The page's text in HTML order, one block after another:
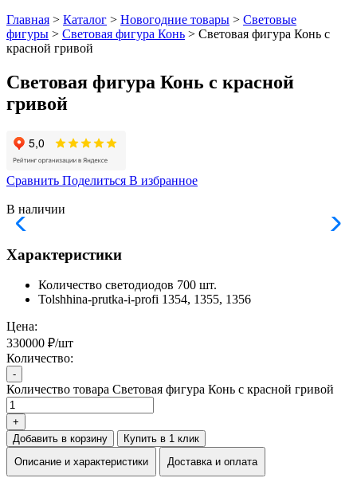
Главная > Каталог > Новогодние товары > Световые
фигуры > Световая фигура Конь > Световая фигура Конь с
красной гривой
Световая фигура Конь с красной
гривой
Сравнить Поделиться В избранное
В наличии
Характеристики
Количество светодиодов 700 шт.
Tolshhina-prutka-i-profi 1354, 1355, 1356
Цена:
330000 ₽/шт
Количество:
-
Количество товара Световая фигура Конь с красной гривой
+
Добавить в корзину
Купить в 1 клик
Описание и характеристики
Доставка и оплата